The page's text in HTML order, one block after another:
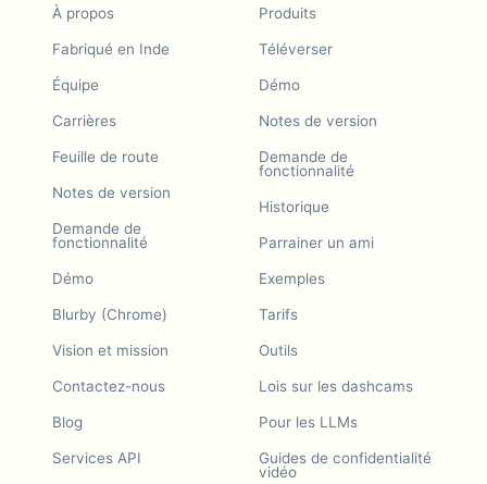
À propos
Fabriqué en Inde
Équipe
Carrières
Feuille de route
Notes de version
Demande de
fonctionnalité
Démo
Blurby (Chrome)
Vision et mission
Contactez-nous
Blog
Services API
Produits
Téléverser
Démo
Notes de version
Demande de
fonctionnalité
Historique
Parrainer un ami
Exemples
Tarifs
Outils
Lois sur les dashcams
Pour les LLMs
Guides de confidentialité
vidéo